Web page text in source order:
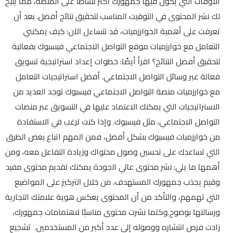
لك نشر المحتوى في التوقيت المناسب لتحقيق نتائج أفضل. بعد أن
تعرفت على أهمية الخوارزميات، قد تتساءل الآن: كيف يمكنني
التعامل مع خوارزميات موقع التواصل الاجتماعي فيسبوك بفعالية
لتحقيق أفضل النتائج؟ اقرأ أيضًا: خطوات إعداد استراتيجية تسويق
فعالة عبر وسائل التواصل الاجتماعي. أفضل استراتيجيات التعامل
مع خوارزميات منصة التواصل الاجتماعي فيسبوك توجد العديد من
الاستراتيجيات التي يمكنك الاعتماد عليها في التسويق عبر منصات
التواصل الاجتماعي، مثل فيسبوك. وإذا كنت ترغب في الاستفادة
من خوارزميات فيسبوك بشكل أفضل، فمن المهم اتباع بعض الطرق
التي تساعدك على تحسين وصول محتواك وزيادة التفاعل معه، ومن
أهمها ما يلي: نشر محتوى عالي الجودة يمكنك تقديم محتوى مفيد
وقيم يجذب جمهورك المستهدف، من خلال التركيز على المواضيع
التي تهمهم، والتأكد من أن المحتوى يعكس هوية علامتك التجارية
ورسالتها بوضوح.وكلما نشرت محتوى مناسبًا لاهتمامات جمهورك،
زادت فرص انتشاره ووصوله إلى عدد أكبر من المستخدمين. تشجيع